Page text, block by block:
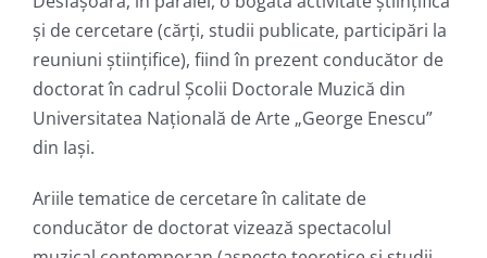
și de cercetare (cărţi, studii publicate, participări la
reuniuni ştiinţifice), fiind în prezent conducător de
doctorat în cadrul Școlii Doctorale Muzică din
Universitatea Națională de Arte „George Enescu”
din Iaşi.
Ariile tematice de cercetare în calitate de
conducător de doctorat vizează spectacolul